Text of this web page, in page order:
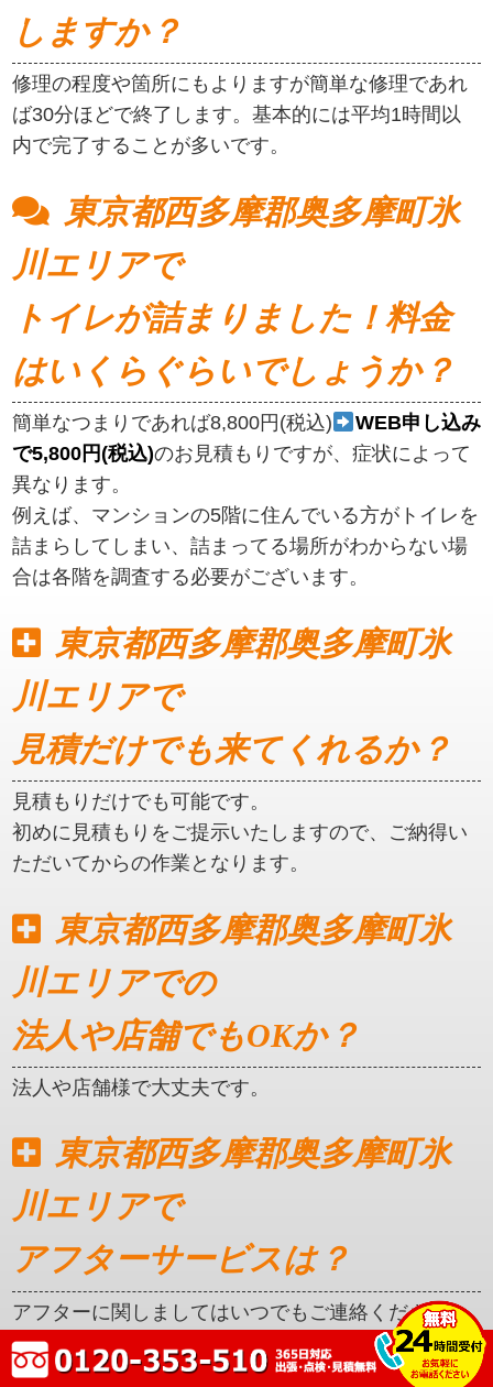
しますか？
修理の程度や箇所にもよりますが簡単な修理であれ
ば30分ほどで終了します。基本的には平均1時間以
内で完了することが多いです。
東京都西多摩郡奥多摩町氷
川エリアで
トイレが詰まりました！料金
はいくらぐらいでしょうか？
簡単なつまりであれば8,800円(税込)
WEB申し込み
で5,800円(税込)のお見積もりですが、症状によって
異なります。
例えば、マンションの5階に住んでいる方がトイレを
詰まらしてしまい、詰まってる場所がわからない場
合は各階を調査する必要がございます。
東京都西多摩郡奥多摩町氷
川エリアで
見積だけでも来てくれるか？
見積もりだけでも可能です。
初めに見積もりをご提示いたしますので、ご納得い
ただいてからの作業となります。
東京都西多摩郡奥多摩町氷
川エリアでの
法人や店舗でもOKか？
法人や店舗様で大丈夫です。
東京都西多摩郡奥多摩町氷
川エリアで
アフターサービスは？
アフターに関しましてはいつでもご連絡ください。
クレカ対応はしているか？